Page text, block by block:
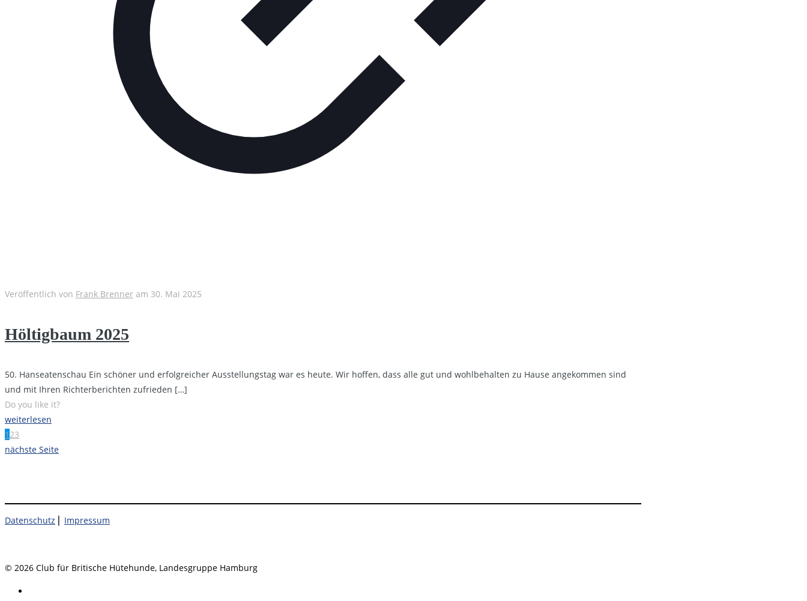
Veröffentlich von Frank Brenner am 30. Mai 2025
Höltigbaum 2025
50. Hanseatenschau Ein schöner und erfolgreicher Ausstellungstag war es heute. Wir hoffen, dass alle gut und wohlbehalten zu Hause angekommen sind
und mit Ihren Richterberichten zufrieden […]
Do you like it?
weiterlesen
123
nächste Seite
Datenschutz Impressum
© 2026 Club für Britische Hütehunde, Landesgruppe Hamburg